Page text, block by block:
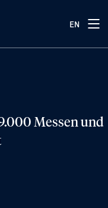
EN
Messen und